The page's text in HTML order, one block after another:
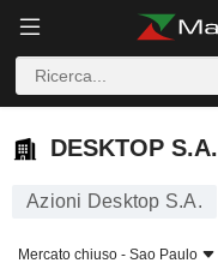
DESKTOP S.A.
DESKTOP S.A.
Azioni Desktop S.A.
Mercato chiuso - Sao Paulo